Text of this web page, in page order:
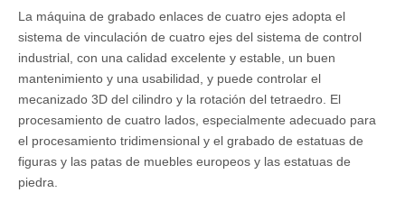
La máquina de grabado enlaces de cuatro ejes adopta el
sistema de vinculación de cuatro ejes del sistema de control
industrial, con una calidad excelente y estable, un buen
mantenimiento y una usabilidad, y puede controlar el
mecanizado 3D del cilindro y la rotación del tetraedro. El
procesamiento de cuatro lados, especialmente adecuado para
el procesamiento tridimensional y el grabado de estatuas de
figuras y las patas de muebles europeos y las estatuas de
piedra.